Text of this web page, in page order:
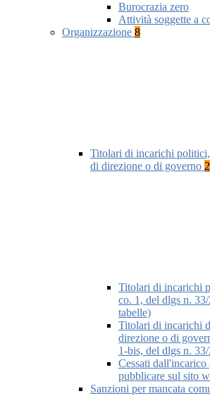
Burocrazia zero
Attività soggette a
Organizzazione 8
Titolari di incarichi
di direzione o di governo 2
Titolari di incarichi
co. 1, del dlgs n.
tabelle)
Titolari di incarichi
direzione o di
1-bis, del dlgs n.
Cessati dall'incarico
pubblicare sul sito
Sanzioni per mancata